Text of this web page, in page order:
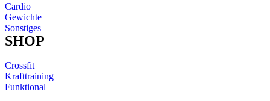
Cardio
Gewichte
Sonstiges
SHOP
Crossfit
Krafttraining
Funktional